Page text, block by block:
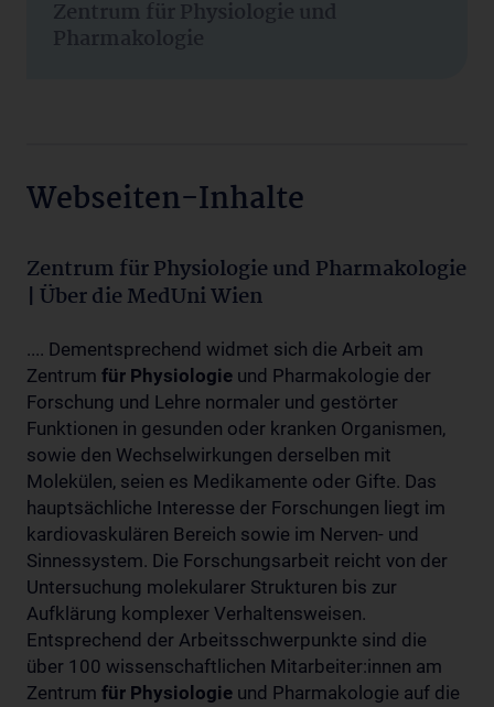
Zentrum für Physiologie und
Pharmakologie
Webseiten-Inhalte
Zentrum für Physiologie und Pharmakologie
| Über die MedUni Wien
.... Dementsprechend widmet sich die Arbeit am
Zentrum für Physiologie und Pharmakologie der
Forschung und Lehre normaler und gestörter
Funktionen in gesunden oder kranken Organismen,
sowie den Wechselwirkungen derselben mit
Molekülen, seien es Medikamente oder Gifte. Das
hauptsächliche Interesse der Forschungen liegt im
kardiovaskulären Bereich sowie im Nerven- und
Sinnessystem. Die Forschungsarbeit reicht von der
Untersuchung molekularer Strukturen bis zur
Aufklärung komplexer Verhaltensweisen.
Entsprechend der Arbeitsschwerpunkte sind die
über 100 wissenschaftlichen Mitarbeiter:innen am
Zentrum für Physiologie und Pharmakologie auf die